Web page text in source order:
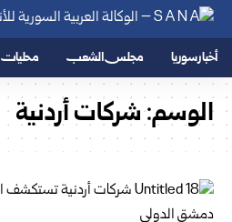
أخبار سوريا مجلس الشعب محليات
الوسم:شركات أردنية